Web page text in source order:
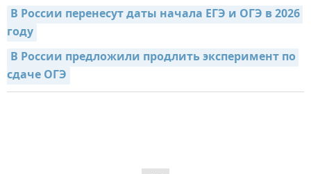
В России перенесут даты начала ЕГЭ и ОГЭ в 2026
году
В России предложили продлить эксперимент по
сдаче ОГЭ